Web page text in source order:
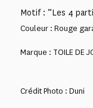
Motif : “Les 4
Couleur : Rouge
Marque : TOILE DE
Crédit Photo : Duni